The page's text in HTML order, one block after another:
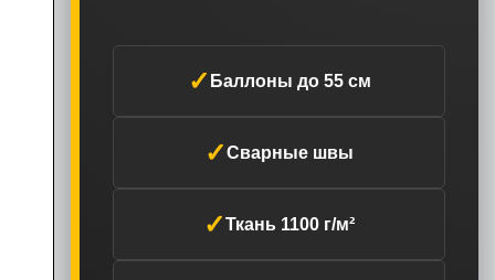
✓ Баллоны до 55 см
✓Сварные швы
✓Ткань 1100 г/м²